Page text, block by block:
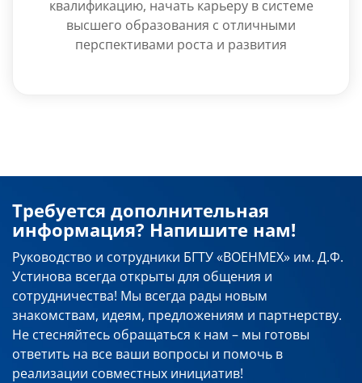
квалификацию, начать карьеру в системе
высшего образования с отличными
перспективами роста и развития
Требуется дополнительная
информация? Напишите нам!
Руководство и сотрудники БГТУ «ВОЕНМЕХ» им. Д.Ф.
Устинова всегда открыты для общения и
сотрудничества! Мы всегда рады новым
знакомствам, идеям, предложениям и партнерству.
Не стесняйтесь обращаться к нам – мы готовы
ответить на все ваши вопросы и помочь в
реализации совместных инициатив!